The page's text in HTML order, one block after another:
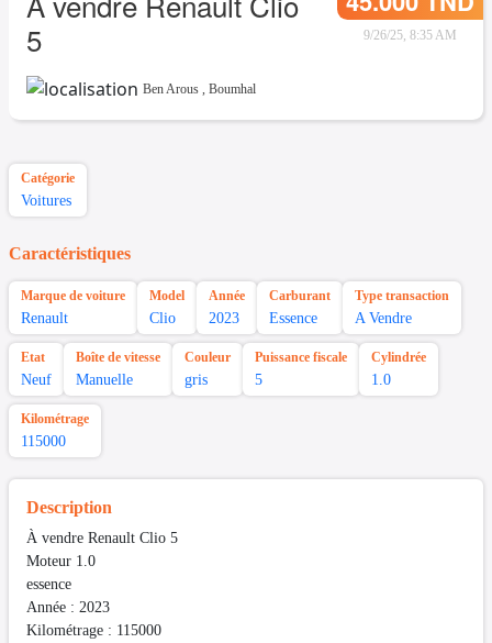
5
9/26/25, 8:35 AM
Ben Arous , Boumhal
Catégorie
Voitures
Caractéristiques
Marque de voiture
Renault
Model
Clio
Année
2023
Carburant
Essence
Type transaction
A Vendre
Etat
Neuf
Boîte de vitesse
Manuelle
Couleur
gris
Puissance fiscale
5
Cylindrée
1.0
Kilométrage
115000
Description
À vendre Renault Clio 5
Moteur 1.0
essence
Année : 2023
Kilométrage : 115000